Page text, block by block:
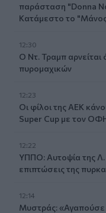
παράσταση "Donna
Κατάμεστο το
12:30
Ο Ντ. Τραμπ αρνείται
πυρομαχικών
12:23
Οι φίλοι της ΑΕΚ
Super Cup με τον
12:22
ΥΠΠΟ: Αυτοψία της Λ.
επιπτώσεις της
12:14
Μυστράς: «Αγαπούσε